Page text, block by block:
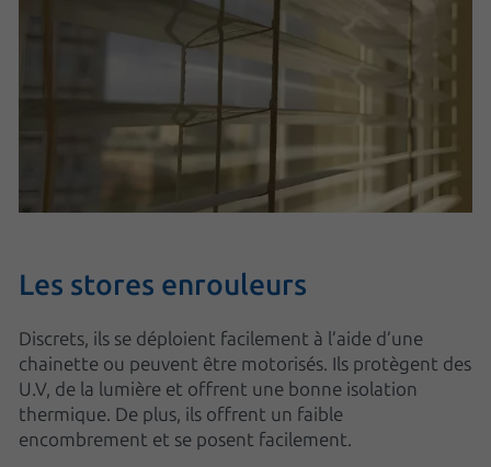
Les stores enrouleurs
Discrets, ils se déploient facilement à l’aide d’une
chainette ou peuvent être motorisés. Ils protègent des
U.V, de la lumière et offrent une bonne isolation
thermique. De plus, ils offrent un faible
encombrement et se posent facilement.